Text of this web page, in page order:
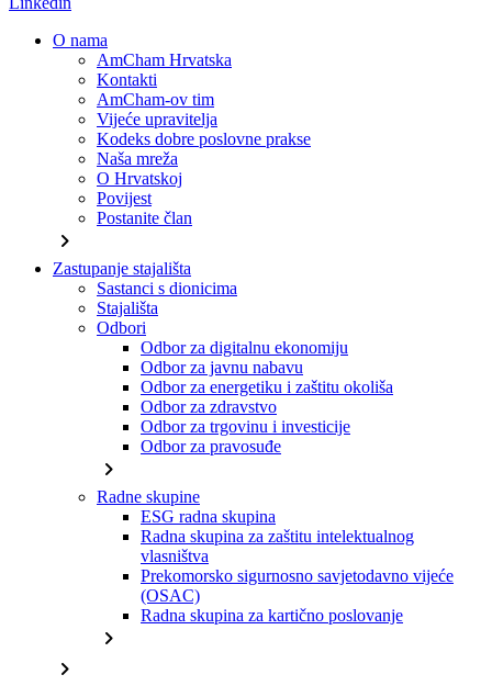
O nama
AmCham Hrvatska
Kontakti
AmCham-ov tim
Vijeće upravitelja
Kodeks dobre poslovne prakse
Naša mreža
O Hrvatskoj
Povijest
Postanite član
chevron_right
Zastupanje stajališta
Sastanci s dionicima
Stajališta
Odbori
Odbor za digitalnu ekonomiju
Odbor za javnu nabavu
Odbor za energetiku i zaštitu okoliša
Odbor za zdravstvo
Odbor za trgovinu i investicije
Odbor za pravosuđe
chevron_right
Radne skupine
ESG radna skupina
Radna skupina za zaštitu intelektualnog
vlasništva
Prekomorsko sigurnosno savjetodavno vijeće
(OSAC)
Radna skupina za kartično poslovanje
chevron_right
chevron_right